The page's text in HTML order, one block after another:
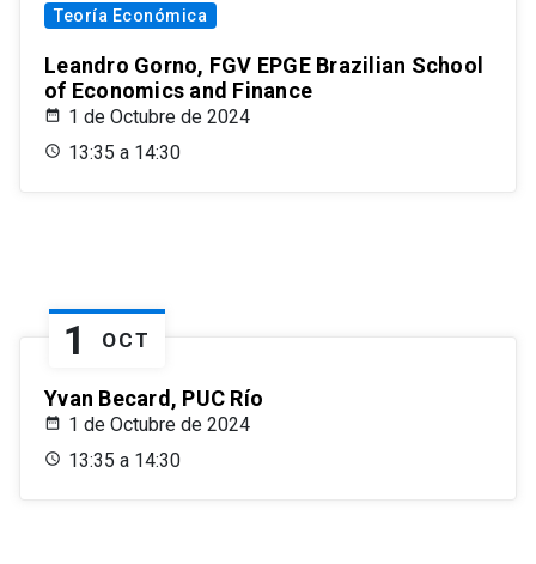
Teoría Económica
Leandro Gorno, FGV EPGE Brazilian School
of Economics and Finance
1 de Octubre de 2024
13:35 a 14:30
1 OCT
Yvan Becard, PUC Río
1 de Octubre de 2024
13:35 a 14:30